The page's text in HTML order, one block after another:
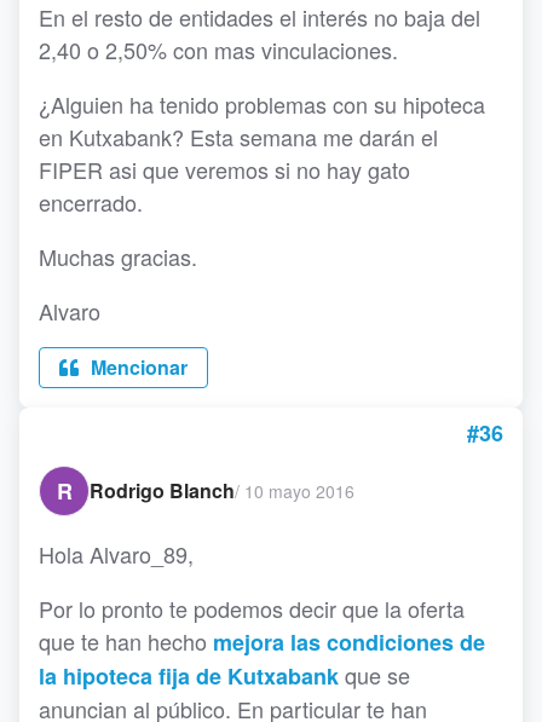
En el resto de entidades el interés no baja del
2,40 o 2,50% con mas vinculaciones.
¿Alguien ha tenido problemas con su hipoteca
en Kutxabank? Esta semana me darán el
FIPER asi que veremos si no hay gato
encerrado.
Muchas gracias.
Alvaro
Mencionar
#36
R
Rodrigo Blanch/ 10 mayo 2016
Hola Alvaro_89,
Por lo pronto te podemos decir que la oferta
que te han hecho mejora las condiciones de
la hipoteca fija de Kutxabankque se
anuncian al público. En particular te han